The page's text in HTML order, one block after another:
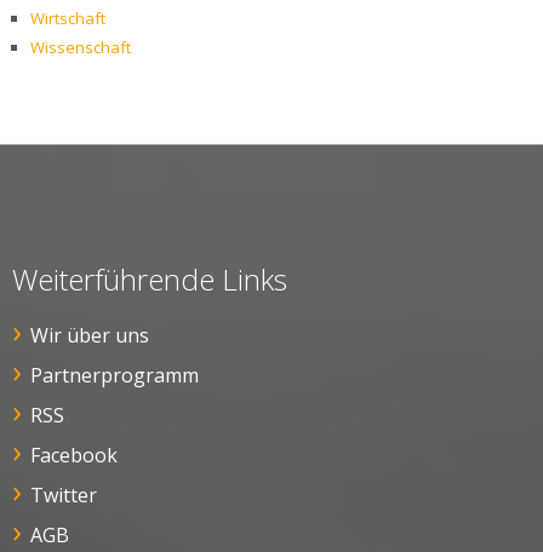
Wirtschaft
Wissenschaft
Weiterführende Links
Wir über uns
Partnerprogramm
RSS
Facebook
Twitter
AGB